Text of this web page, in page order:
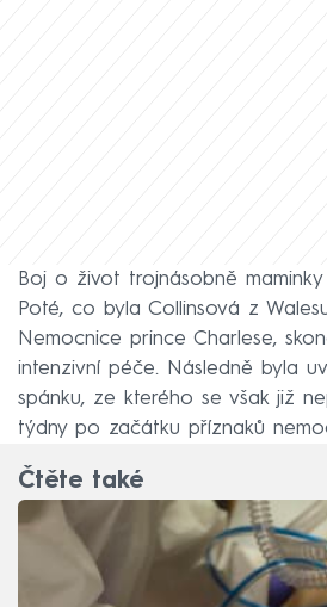
Boj o život trojnásobně
Poté, co byla Collinsová z
Nemocnice prince Charlese,
intenzivní péče. Následně byla
spánku, ze kterého se však již
týdny po začátku příznaků
Čtěte také